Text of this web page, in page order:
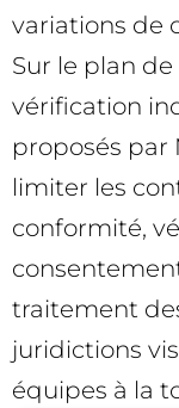
variations de
Sur le plan
vérification
proposés par
limiter les
conformité,
traitement
juridictions
équipes à la